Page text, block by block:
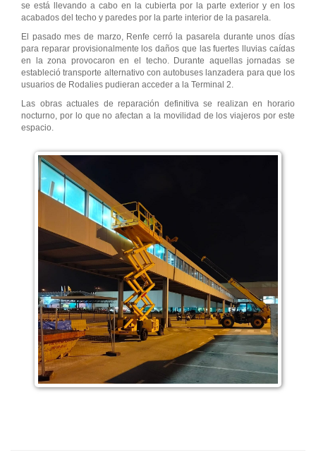
se está llevando a cabo en la cubierta por la parte exterior y en los
acabados del techo y paredes por la parte interior de la pasarela.
El pasado mes de marzo, Renfe cerró la pasarela durante unos días
para reparar provisionalmente los daños que las fuertes lluvias caídas
en la zona provocaron en el techo. Durante aquellas jornadas se
estableció transporte alternativo con autobuses lanzadera para que los
usuarios de Rodalies pudieran acceder a la Terminal 2.
Las obras actuales de reparación definitiva se realizan en horario
nocturno, por lo que no afectan a la movilidad de los viajeros por este
espacio.